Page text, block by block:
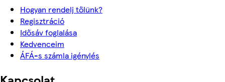
Hogyan rendelj tőlünk?
Regisztráció
Idősáv foglalása
Kedvenceim
ÁFÁ-s számla igénylés